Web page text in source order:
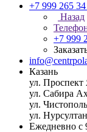
+7 999 265
Назад
+7 999
Казань
ул.
ул. Сабира
ул.
ул.
Ежедневно с